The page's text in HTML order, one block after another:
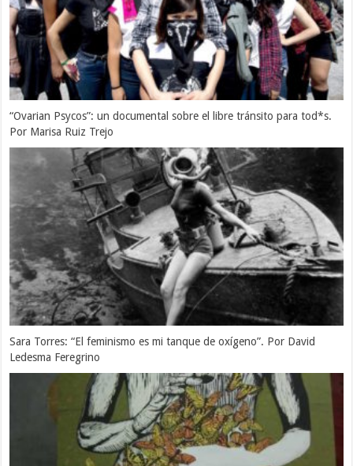
“Ovarian Psycos”: un documental sobre el libre tránsito para tod*s.
Por Marisa Ruiz Trejo
Sara Torres: “El feminismo es mi tanque de oxígeno”. Por David
Ledesma Feregrino